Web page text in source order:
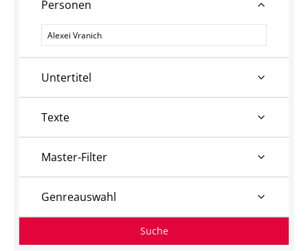
Personen
Personen
Untertitel
Texte
Master-Filter
Genreauswahl
Suche